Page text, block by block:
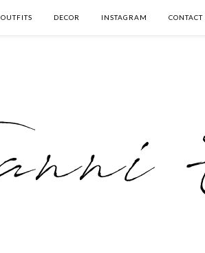
OUTFITS DECOR INSTAGRAM CONTACT